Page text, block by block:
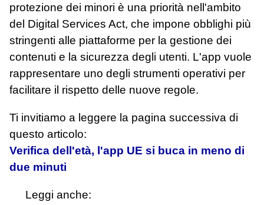
protezione dei minori è una priorità nell'ambito
del Digital Services Act, che impone obblighi più
stringenti alle piattaforme per la gestione dei
contenuti e la sicurezza degli utenti. L'app vuole
rappresentare uno degli strumenti operativi per
facilitare il rispetto delle nuove regole.
Ti invitiamo a leggere la pagina successiva di
questo articolo:
Verifica dell'età, l'app UE si buca in meno di
due minuti
Leggi anche: